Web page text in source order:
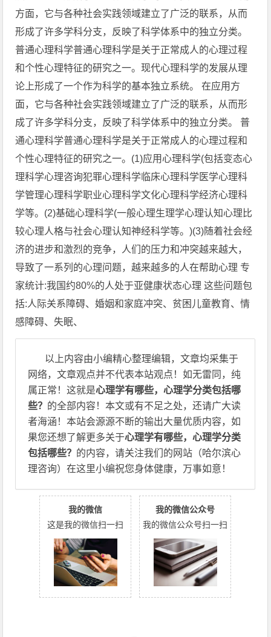
方面，它与各种社会实践领域建立了广泛的联系，从而
形成了许多学科分支，反映了科学体系中的独立分类。
普通心理科学普通心理科学是关于正常成人的心理过程
和个性心理特征的研究之一。现代心理科学的发展从理
论上形成了一个作为科学的基本独立系统。 在应用方
面，它与各种社会实践领域建立了广泛的联系，从而形
成了许多学科分支，反映了科学体系中的独立分类。 普
通心理科学普通心理科学是关于正常成人的心理过程和
个性心理特征的研究之一。(1)应用心理科学(包括变态心
理科学心理咨询犯罪心理科学临床心理科学医学心理科
学管理心理科学职业心理科学文化心理科学经济心理科
学等。(2)基础心理科学(一般心理生理学心理认知心理比
较心理人格与社会心理认知神经科学等。)(3)随着社会经
济的进步和激烈的竞争，人们的压力和冲突越来越大，
导致了一系列的心理问题，越来越多的人在帮助心理 专
家统计:我国约80%的人处于亚健康状态心理 这些问题包
括:人际关系障碍、婚姻和家庭冲突、贫困儿童教育、情
感障碍、失眠、
以上内容由小编精心整理编辑，文章均采集于
网络，文章观点并不代表本站观点！如无雷同，纯
属正常！这就是心理学有哪些，心理学分类包括哪
些？ 的全部内容！本文或有不足之处，还请广大读
者海涵！本站会源源不断的输出大量优质内容，如
果您还想了解更多关于心理学有哪些，心理学分类
包括哪些？ 的内容，请关注我们的网站（哈尔滨心
理咨询）在这里小编祝您身体健康，万事如意！
我的微信
这是我的微信扫一扫
我的微信公众号
我的微信公众号扫一扫